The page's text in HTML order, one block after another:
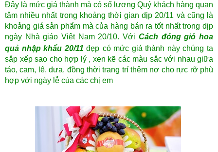
Đây là mức giá thành mà có số lượng Quý khách hàng quan
tâm nhiều nhất trong khoảng thời gian dịp 20/11 và cũng là
khoảng giá sản phẩm mà của hàng bán ra tốt nhất trong dịp
ngày Nhà giáo Việt Nam 20/10. Với Cách đóng giỏ hoa
quả nhập khẩu 20/11đẹp có mức giá thành này chúng ta
sắp xếp sao cho hợp lý , xen kẽ các màu sắc với nhau giữa
táo, cam, lê, dưa, đồng thời trang trí thêm nơ cho rực rỡ phù
hợp với ngày lễ của các chị em